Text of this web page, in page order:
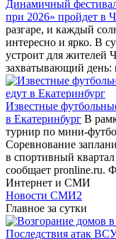
Динамичный
при 2026» пройдет в
разгаре, и каждый
интересно и ярко. В
устроит для жителей
захватывающий день:
Известные
в Екатеринбург В
турнир по мини-
Соревнование
в спортивный
сообщает pronline.ru.
Интернет и СМИ
Новости СМИ2
Главное за сутки